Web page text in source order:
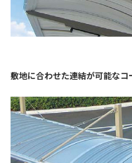
敷地に合わせた連結が可能な